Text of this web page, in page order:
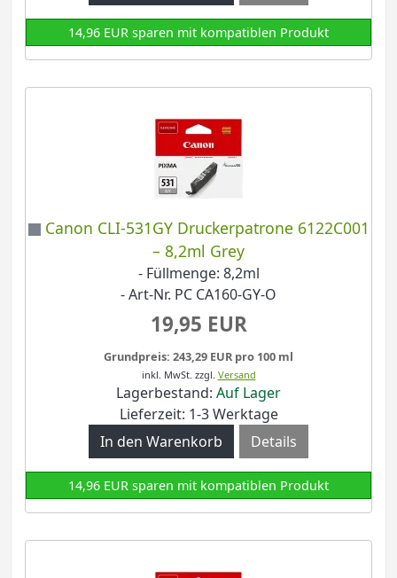
14,96 EUR sparen mit kompatiblen Produkt
Canon CLI-531GY Druckerpatrone 6122C001
– 8,2ml Grey
- Füllmenge: 8,2ml
- Art-Nr. PC CA160-GY-O
19,95 EUR
Grundpreis: 243,29 EUR pro 100 ml
inkl. MwSt. zzgl. Versand
Lagerbestand: Auf Lager
Lieferzeit: 1-3 Werktage
Details
14,96 EUR sparen mit kompatiblen Produkt